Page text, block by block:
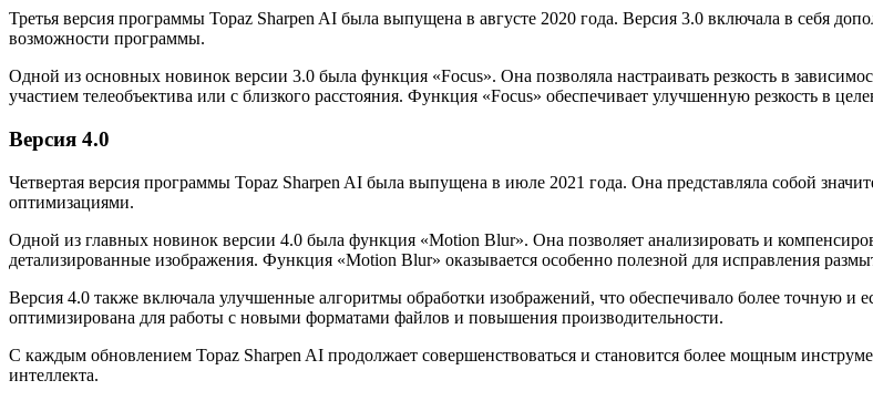
Третья версия программы Topaz Sharpen AI была выпущена в августе 2020 года. Версия 3.0 включала в себя
возможности программы.
Одной из основных новинок версии 3.0 была функция «Focus». Она позволяла настраивать резкость в
участием телеобъектива или с близкого расстояния. Функция «Focus» обеспечивает улучшенную резкость в
Версия 4.0
Четвертая версия программы Topaz Sharpen AI была выпущена в июле 2021 года. Она представляла собой
оптимизациями.
Одной из главных новинок версии 4.0 была функция «Motion Blur». Она позволяет анализировать и
детализированные изображения. Функция «Motion Blur» оказывается особенно полезной для исправления
Версия 4.0 также включала улучшенные алгоритмы обработки изображений, что обеспечивало более точную и
оптимизирована для работы с новыми форматами файлов и повышения производительности.
С каждым обновлением Topaz Sharpen AI продолжает совершенствоваться и становится более мощным
интеллекта.